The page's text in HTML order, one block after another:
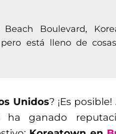
Boulevard,
está lleno de
Unidos? ¡Es
ganado